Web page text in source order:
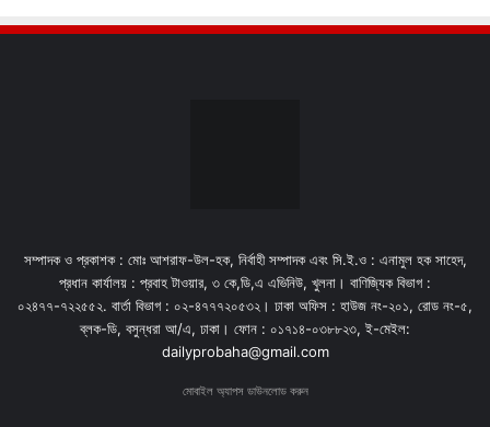
সম্পাদক ও প্রকাশক : মোঃ আশরাফ-উল-হক, নির্বাহী সম্পাদক এবং সি.ই.ও : এনামুল হক সাহেদ,
প্রধান কার্যালয় : প্রবাহ টাওয়ার, ৩ কে,ডি,এ এভিনিউ, খুলনা। বাণিজ্যিক বিভাগ :
০২৪৭৭-৭২২৫৫২. বার্তা বিভাগ : ০২-৪৭৭৭২০৫৩২। ঢাকা অফিস : হাউজ নং-২০১, রোড নং-৫,
ব্লক-ডি, বসুন্ধরা আ/এ, ঢাকা। ফোন : ০১৭১৪-০৩৮৮২৩, ই-মেইল:
dailyprobaha@gmail.com
মোবাইল অ্যাপস ডাউনলোড করুন